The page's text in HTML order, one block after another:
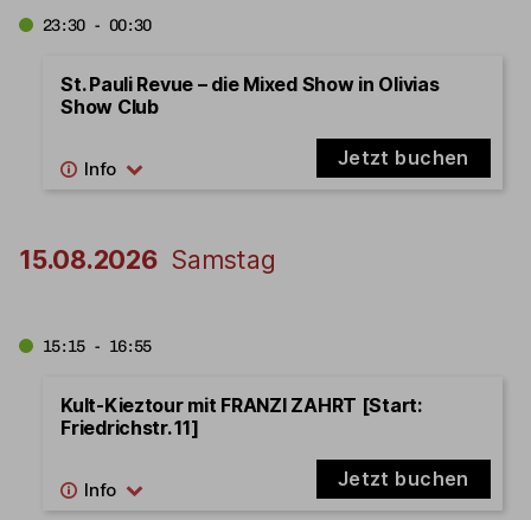
23:30 - 00:30
St. Pauli Revue – die Mixed Show in Olivias
Show Club
Jetzt buchen
15.08.2026 Samstag
15:15 - 16:55
Kult-Kieztour mit FRANZI ZAHRT [Start:
Friedrichstr. 11]
Jetzt buchen